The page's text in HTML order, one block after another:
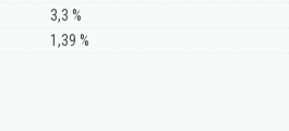
3,3 %
1,39 %